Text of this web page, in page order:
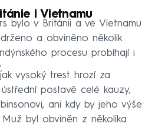
i Vietnamu
bylo v Británii a ve Vietnamu
a obviněno několik
procesu probíhají i
vysoký trest hrozí za
postavě celé kauzy,
ani kdy by jeho výše
byl obviněn z několika